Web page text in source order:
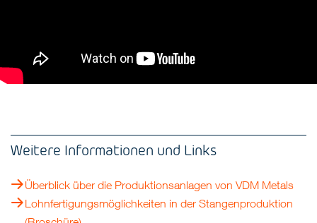
Weitere Informationen und Links
Überblick über die Produktionsanlagen von VDM Metals
Lohnfertigungsmöglichkeiten in der Stangenproduktion